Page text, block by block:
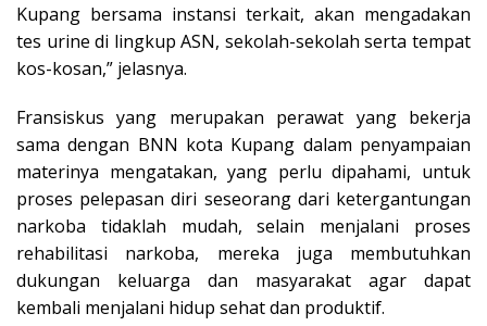
Kupang bersama instansi terkait, akan mengadakan
tes urine di lingkup ASN, sekolah-sekolah serta tempat
kos-kosan,” jelasnya.
Fransiskus yang merupakan perawat yang bekerja
sama dengan BNN kota Kupang dalam penyampaian
materinya mengatakan, yang perlu dipahami, untuk
proses pelepasan diri seseorang dari ketergantungan
narkoba tidaklah mudah, selain menjalani proses
rehabilitasi narkoba, mereka juga membutuhkan
dukungan keluarga dan masyarakat agar dapat
kembali menjalani hidup sehat dan produktif.